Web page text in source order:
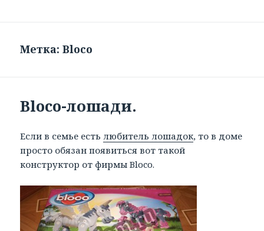
Метка: Bloco
Bloco-лошади.
Если в семье естьлюбитель лошадок, то в доме
просто обязан появиться вот такой
конструктор от фирмы Bloco.